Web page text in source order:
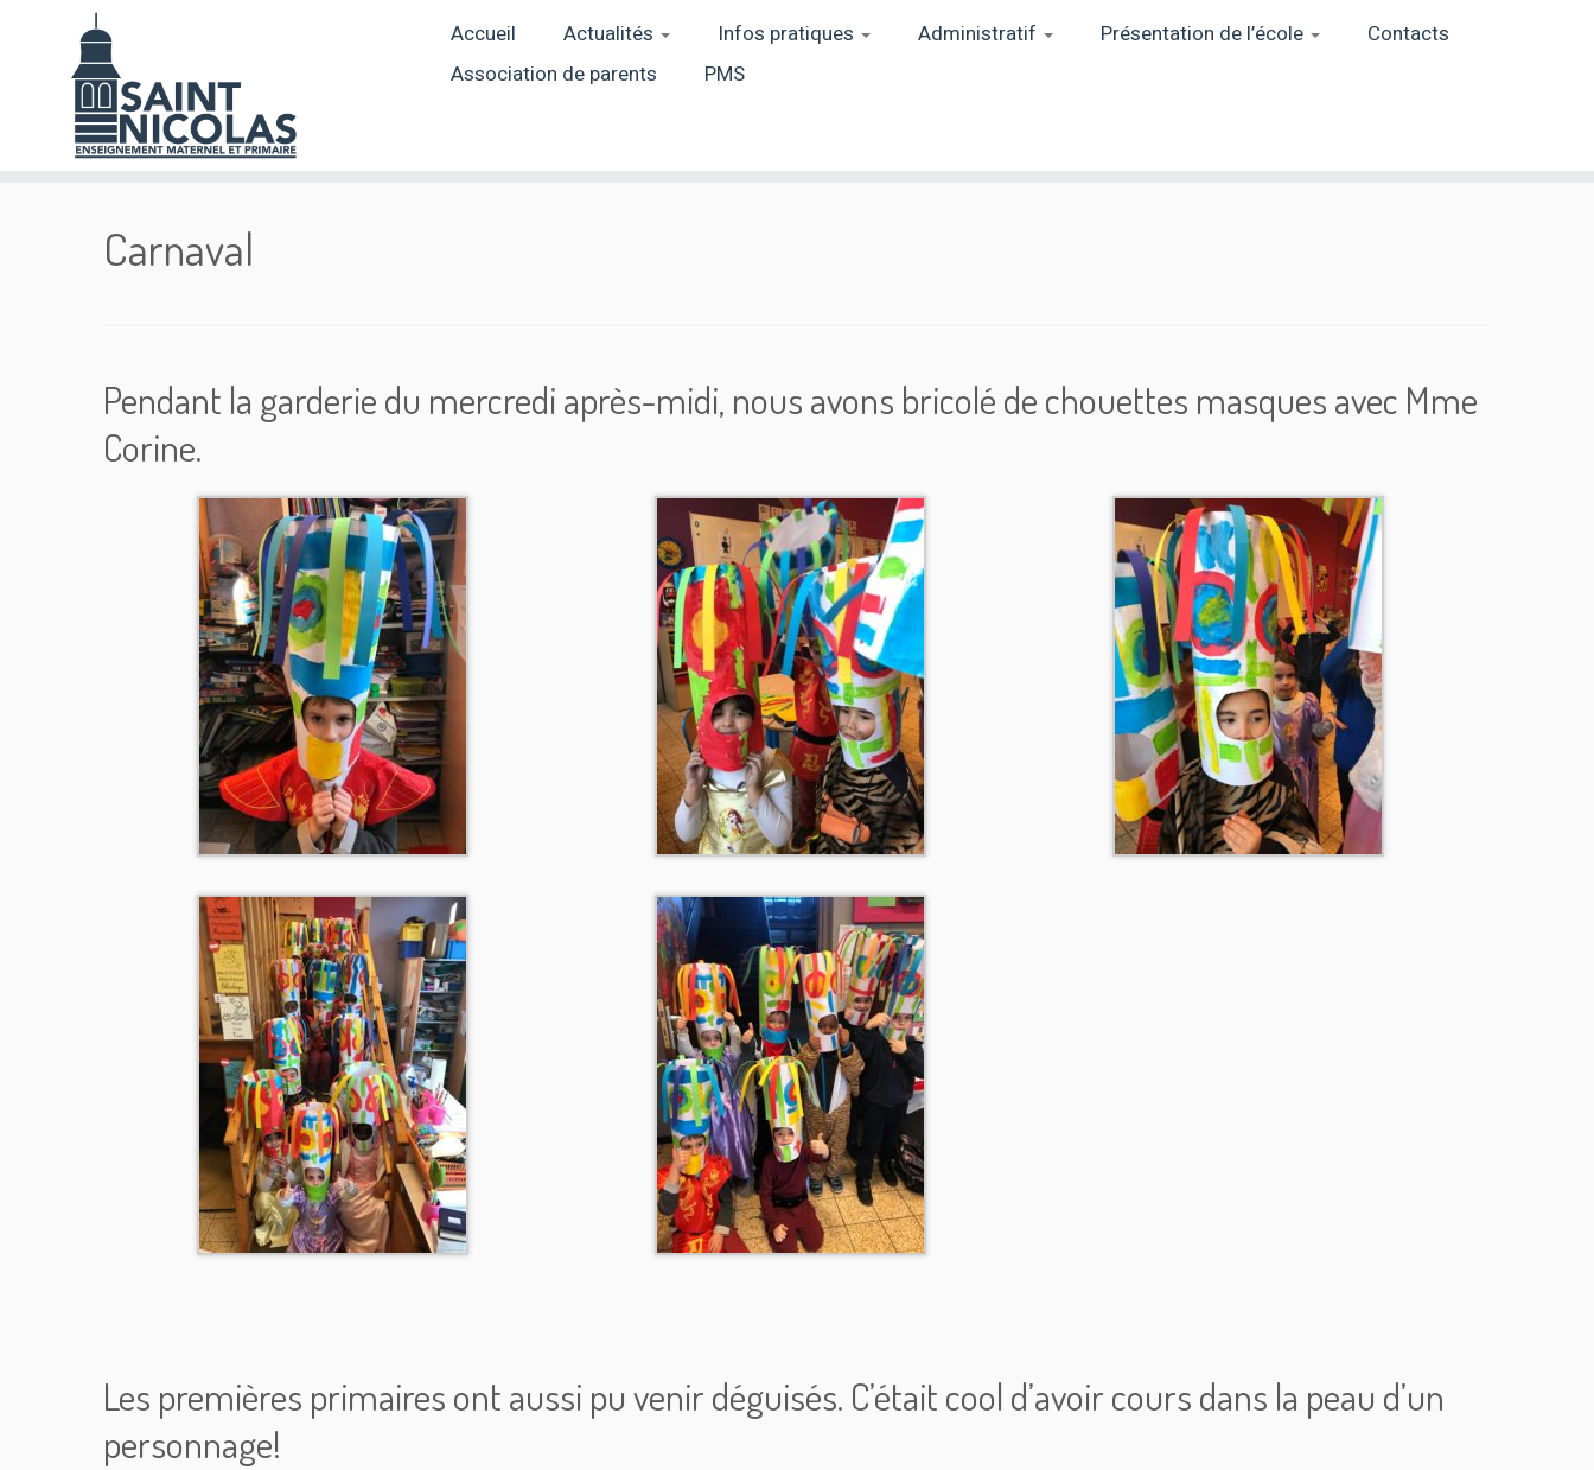
Accueil Actualités Infos pratiques Administratif Présentation de l’école
Contacts
Association de parents
PMS
Carnaval
Pendant la garderie du mercredi après-midi, nous avons bricolé de chouettes masques avec Mme
Corine.
Les premières primaires ont aussi pu venir déguisés. C’était cool d’avoir cours dans la peau d’un
personnage!